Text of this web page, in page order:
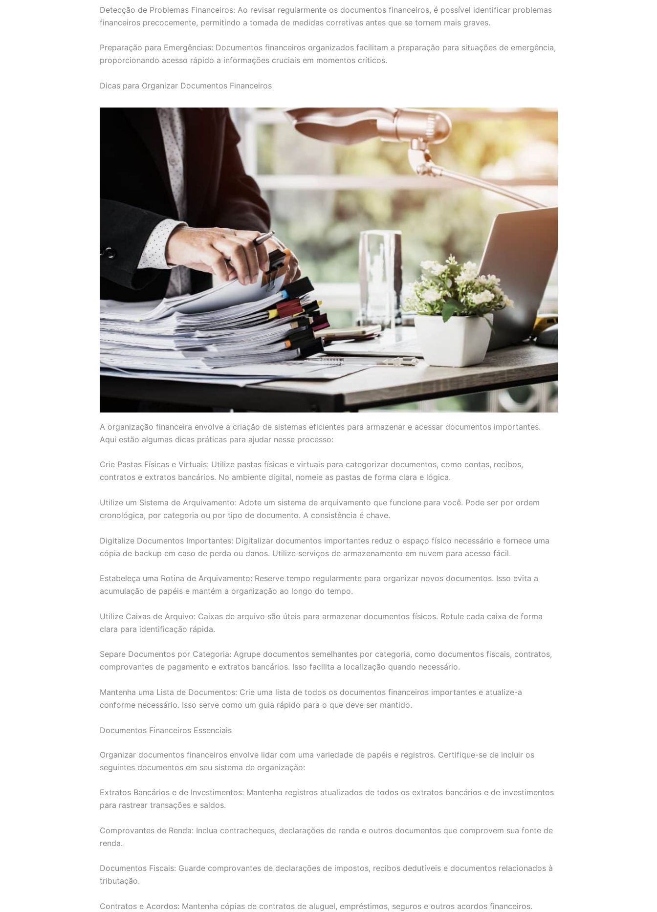
Detecção de Problemas Financeiros: Ao revisar regularmente os documentos financeiros, é possível identificar problemas
financeiros precocemente, permitindo a tomada de medidas corretivas antes que se tornem mais graves.
Preparação para Emergências: Documentos financeiros organizados facilitam a preparação para situações de emergência,
proporcionando acesso rápido a informações cruciais em momentos críticos.
Dicas para Organizar Documentos Financeiros
A organização financeira envolve a criação de sistemas eficientes para armazenar e acessar documentos importantes.
Aqui estão algumas dicas práticas para ajudar nesse processo:
Crie Pastas Físicas e Virtuais: Utilize pastas físicas e virtuais para categorizar documentos, como contas, recibos,
contratos e extratos bancários. No ambiente digital, nomeie as pastas de forma clara e lógica.
Utilize um Sistema de Arquivamento: Adote um sistema de arquivamento que funcione para você. Pode ser por ordem
cronológica, por categoria ou por tipo de documento. A consistência é chave.
Digitalize Documentos Importantes: Digitalizar documentos importantes reduz o espaço físico necessário e fornece uma
cópia de backup em caso de perda ou danos. Utilize serviços de armazenamento em nuvem para acesso fácil.
Estabeleça uma Rotina de Arquivamento: Reserve tempo regularmente para organizar novos documentos. Isso evita a
acumulação de papéis e mantém a organização ao longo do tempo.
Utilize Caixas de Arquivo: Caixas de arquivo são úteis para armazenar documentos físicos. Rotule cada caixa de forma
clara para identificação rápida.
Separe Documentos por Categoria: Agrupe documentos semelhantes por categoria, como documentos fiscais, contratos,
comprovantes de pagamento e extratos bancários. Isso facilita a localização quando necessário.
Mantenha uma Lista de Documentos: Crie uma lista de todos os documentos financeiros importantes e atualize-a
conforme necessário. Isso serve como um guia rápido para o que deve ser mantido.
Documentos Financeiros Essenciais
Organizar documentos financeiros envolve lidar com uma variedade de papéis e registros. Certifique-se de incluir os
seguintes documentos em seu sistema de organização:
Extratos Bancários e de Investimentos: Mantenha registros atualizados de todos os extratos bancários e de investimentos
para rastrear transações e saldos.
Comprovantes de Renda: Inclua contracheques, declarações de renda e outros documentos que comprovem sua fonte de
renda.
Documentos Fiscais: Guarde comprovantes de declarações de impostos, recibos dedutíveis e documentos relacionados à
tributação.
Contratos e Acordos: Mantenha cópias de contratos de aluguel, empréstimos, seguros e outros acordos financeiros.